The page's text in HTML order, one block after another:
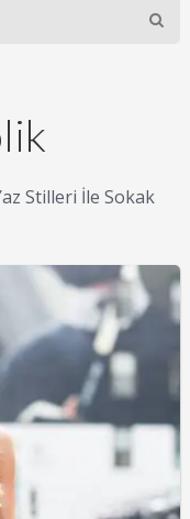
Stilleri İle Sokak